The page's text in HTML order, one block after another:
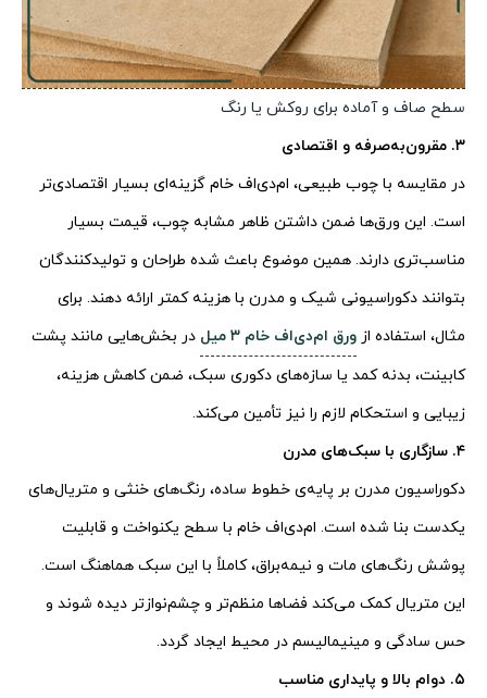
سطح صاف و آماده برای روکش یا رنگ
۳. مقرون‌به‌صرفه و اقتصادی
در مقایسه با چوب طبیعی، ام‌دی‌اف خام گزینه‌ای بسیار اقتصادی‌تر
است. این ورق‌ها ضمن داشتن ظاهر مشابه چوب، قیمت بسیار
مناسب‌تری دارند. همین موضوع باعث شده طراحان و تولیدکنندگان
بتوانند دکوراسیونی شیک و مدرن با هزینه کمتر ارائه دهند. برای
مثال، استفاده از ورق ام‌دی‌اف خام ۳ میل
در بخش‌هایی مانند پشت
کابینت، بدنه کمد یا سازه‌های دکوری سبک، ضمن کاهش هزینه،
زیبایی و استحکام لازم را نیز تأمین می‌کند.
۴. سازگاری با سبک‌های مدرن
دکوراسیون مدرن بر پایه‌ی خطوط ساده، رنگ‌های خنثی و متریال‌های
یکدست بنا شده است. ام‌دی‌اف خام با سطح یکنواخت و قابلیت
پوشش رنگ‌های مات و نیمه‌براق، کاملاً با این سبک هماهنگ است.
این متریال کمک می‌کند فضاها منظم‌تر و چشم‌نوازتر دیده شوند و
حس سادگی و مینیمالیسم در محیط ایجاد گردد.
۵. دوام بالا و پایداری مناسب